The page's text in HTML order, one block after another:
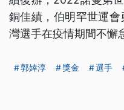
銅佳績，伯明罕世運
灣選手在疫情期間不懈
郭婞淳 獎金 選手